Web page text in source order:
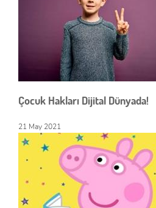
Çocuk Hakları Dijital Dünyada!
21 May 2021